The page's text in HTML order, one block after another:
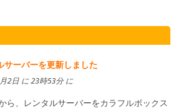
サーバーを更新しました
2日 に 23時53分 に
ら、レンタルサーバーをカラフルボックス